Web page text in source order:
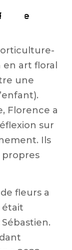
art floral
une
Florence a
sur
Ils
propres
fleurs a
était